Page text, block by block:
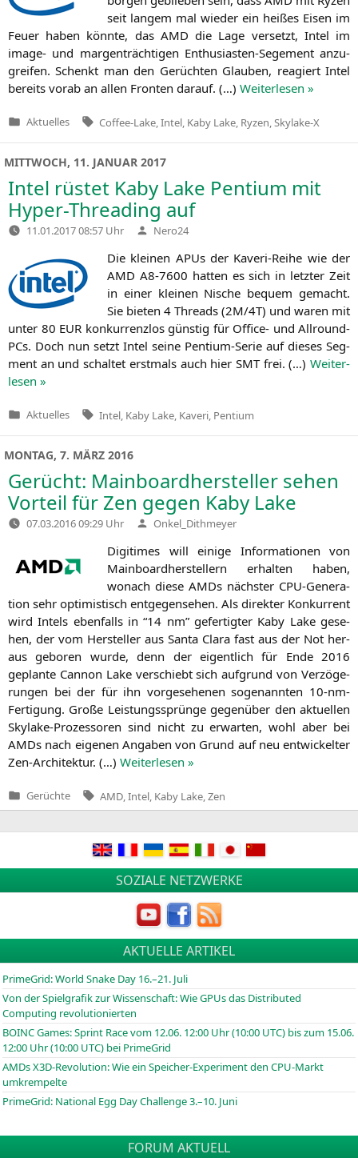
seit lan­gem mal wie­der ein hei­ßes Eisen im
Feu­er haben könn­te, das AMD die Lage ver­setzt, Intel im
image- und mar­gen­träch­ti­gen Enthu­si­as­ten-Sege­ment anzu­
grei­fen. Schenkt man den Gerüch­ten Glau­ben, reagiert Intel
bereits vor­ab an allen Fron­ten dar­auf. (…) Wei­ter­le­sen »
Veröffentlicht
Aktuelles Tags:
Coffee-Lake Intel Kaby Lake Ryzen Skylake-X
MITTWOCH, 11. JANUAR 2017
Intel rüstet Kaby Lake Pentium mit
Hyper-Threading auf
11.01.2017 08:57 Uhr Verfasst
von
Nero24
Die klei­nen APUs der Kaveri-Rei­he wie der
AMD A8-7600 hat­ten es sich in letz­ter Zeit
in einer klei­nen Nische bequem gemacht.
Sie bie­ten 4 Threads (2M/4T) und waren mit
unter 80 EUR kon­kur­renz­los güns­tig für Office- und All­round-
PCs. Doch nun setzt Intel sei­ne Pen­ti­um-Serie auf die­ses Seg­
ment an und schal­tet erst­mals auch hier SMTfrei. (…)Wei­ter­
le­sen »
Veröffentlicht
Aktuelles Tags:
Intel Kaby Lake Kaveri Pentium
MONTAG, 7. MÄRZ 2016
Gerücht: Mainboardhersteller sehen
Vorteil für Zen gegen Kaby Lake
07.03.2016 09:29 Uhr Verfasst
von
Onkel_Dithmeyer
Digi­ti­mes will eini­ge Infor­ma­tio­nen von
Main­board­her­stel­lern erhal­ten haben,
wonach die­se AMDs nächs­ter CPU-Gene­ra­
ti­on sehr opti­mis­tisch ent­ge­gen­se­hen. Als direk­ter Kon­kur­rent
wird Intels eben­falls in “14 nm” gefer­tig­ter Kaby Lake gese­
hen, der vom Her­stel­ler aus San­ta Cla­ra fast aus der Not her­
aus gebo­ren wur­de, denn der eigent­lich für Ende 2016
geplan­te Can­non Lake ver­schiebt sich auf­grund von Ver­zö­ge­
run­gen bei der für ihn vor­ge­se­he­nen soge­nann­ten 10-nm-
Fer­ti­gung. Gro­ße Leis­tungs­sprün­ge gegen­über den aktu­el­len
Sky­la­ke-Pro­zes­so­ren sind nicht zu erwar­ten, wohl aber bei
AMDs nach eige­nen Anga­ben von Grund auf neu ent­wi­ckel­ter
Zen-Archi­tek­tur. (…) Wei­ter­le­sen »
Veröffentlicht
in
Gerüchte Tags:
AMD Intel Kaby Lake Zen
SOZIALE NETZWERKE
AKTUELLE ARTIKEL
PrimeGrid: World Snake Day 16.–21. Juli
Von der Spielgrafik zur Wissenschaft: Wie GPUs das Distributed
Computing revolutionierten
BOINCGames: Sprint Race vom 12.06. 12:00 Uhr (10:00 UTC) bis zum 15.06.
12:00 Uhr (10:00 UTC) bei PrimeGrid
AMDs X3D-Revolution: Wie ein Speicher-Experiment den CPU-Markt
umkrempelte
PrimeGrid: National Egg Day Challenge 3.–10. Juni
FORUM AKTUELL